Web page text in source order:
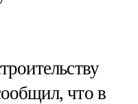
что в